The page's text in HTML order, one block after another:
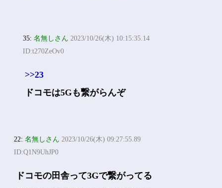
35:名無しさん 2023/10/26(木) 10:15:35.14
ID:t270ZeOv0
>>23
ドコモは5Gも繋がらんぞ
22:名無しさん 2023/10/26(木) 09:27:55.89
ID:Q1N9UhJP0
ドコモの田舎って3Gで繋がってる